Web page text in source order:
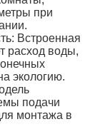
при
Встроенная
расход воды,
экологию.
подачи
монтажа в